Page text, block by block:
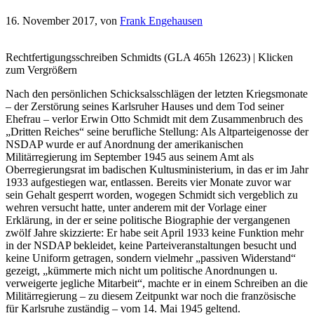
16. November 2017, von Frank Engehausen
Rechtfertigungsschreiben Schmidts (GLA 465h 12623) | Klicken
zum Vergrößern
Nach den persönlichen Schicksalsschlägen der letzten Kriegsmonate
– der Zerstörung seines Karlsruher Hauses und dem Tod seiner
Ehefrau – verlor Erwin Otto Schmidt mit dem Zusammenbruch des
„Dritten Reiches“ seine berufliche Stellung: Als Altparteigenosse der
NSDAP wurde er auf Anordnung der amerikanischen
Militärregierung im September 1945 aus seinem Amt als
Oberregierungsrat im badischen Kultusministerium, in das er im Jahr
1933 aufgestiegen war, entlassen. Bereits vier Monate zuvor war
sein Gehalt gesperrt worden, wogegen Schmidt sich vergeblich zu
wehren versucht hatte, unter anderem mit der Vorlage einer
Erklärung, in der er seine politische Biographie der vergangenen
zwölf Jahre skizzierte: Er habe seit April 1933 keine Funktion mehr
in der NSDAP bekleidet, keine Parteiveranstaltungen besucht und
keine Uniform getragen, sondern vielmehr „passiven Widerstand“
gezeigt, „kümmerte mich nicht um politische Anordnungen u.
verweigerte jegliche Mitarbeit“, machte er in einem Schreiben an die
Militärregierung – zu diesem Zeitpunkt war noch die französische
für Karlsruhe zuständig – vom 14. Mai 1945 geltend.